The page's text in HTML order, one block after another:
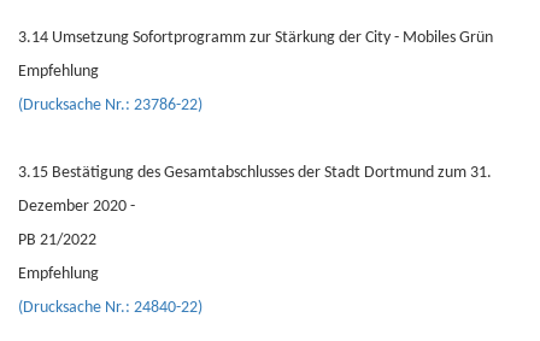
3.14 Umsetzung Sofortprogramm zur Stärkung der City - Mobiles Grün
Empfehlung
(Drucksache Nr.: 23786-22)
3.15 Bestätigung des Gesamtabschlusses der Stadt Dortmund zum 31.
Dezember 2020 -
PB 21/2022
Empfehlung
(Drucksache Nr.: 24840-22)